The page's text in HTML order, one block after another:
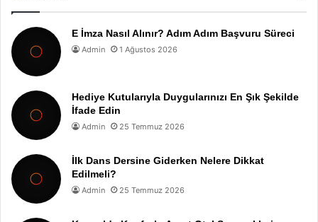
E İmza Nasıl Alınır? Adım Adım Başvuru Süreci
Admin 1 Ağustos 2026
Hediye Kutularıyla Duygularınızı En Şık Şekilde
İfade Edin
Admin 25 Temmuz 2026
İlk Dans Dersine Giderken Nelere Dikkat
Edilmeli?
Admin 25 Temmuz 2026